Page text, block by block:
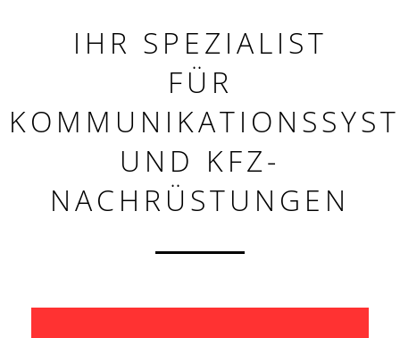
IHR SPEZIALIST
FÜR
UND KFZ-
NACHRÜSTUNGEN